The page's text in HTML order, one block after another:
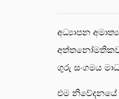
අධ්‍යාපන
අත්තනෝමතිකව
ගුරු සංගමය
එම නිවේදනයේ